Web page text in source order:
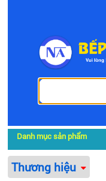
Danh mục sản phẩm
Thương hiệu